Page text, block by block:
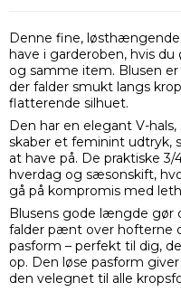
Denne fine, løsthængende
have i garderoben, hvis
og samme item. Blusen
der falder smukt langs
flatterende silhuet.
Den har en elegant V-
skaber et feminint udtryk,
at have på. De praktiske
hverdag og sæsonskift,
gå på kompromis med
Blusens gode længde gør
falder pænt over hofterne
pasform – perfekt til dig,
op. Den løse pasform
den velegnet til alle